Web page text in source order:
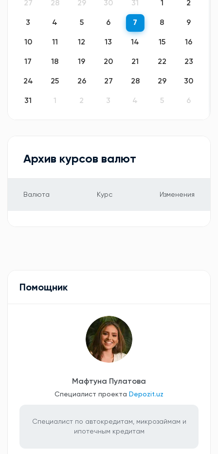
27 28 29 30 31 1 2
3 4 5 6 7 8 9
10 11 12 13 14 15 16
17 18 19 20 21 22 23
24 25 26 27 28 29 30
31 1 2 3 4 5 6
Архив курсов валют
Валюта Курс Изменения
Помощник
Мафтуна Пулатова
Специалист проекта Depozit.uz
Специалист по автокредитам, микрозаймам и
ипотечным кредитам